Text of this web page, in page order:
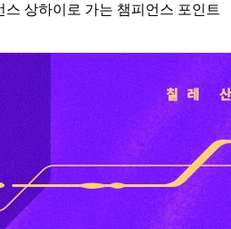
상하이로 가는 챔피언스 포인트